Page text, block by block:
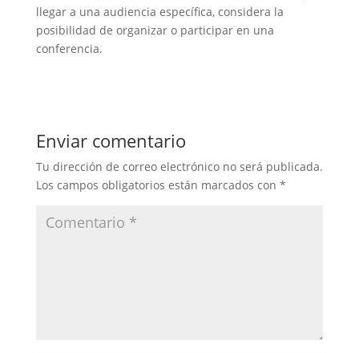
llegar a una audiencia específica, considera la
posibilidad de organizar o participar en una
conferencia.
Enviar comentario
Tu dirección de correo electrónico no será publicada.
Los campos obligatorios están marcados con *